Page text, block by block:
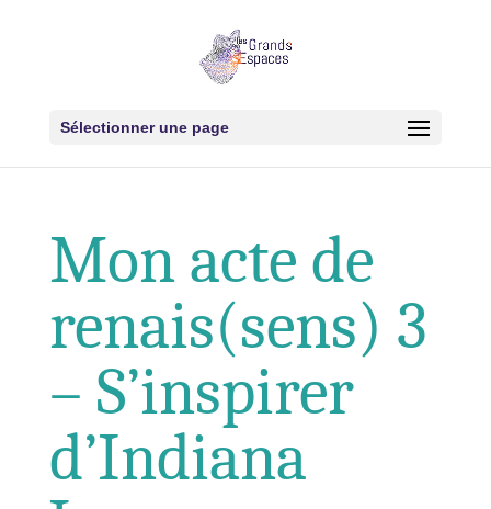
Sélectionner une page
Mon acte de
renais(sens) 3
– S’inspirer
d’Indiana